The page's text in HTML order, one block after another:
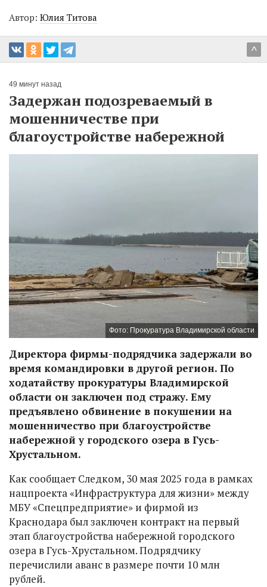
Автор: Юлия Титова
^
49 минут назад
Задержан подозреваемый в
мошенничестве при
благоустройстве набережной
Фото: Прокуратура Владимирской области
Директора фирмы-подрядчика задержали во
время командировки в другой регион. По
ходатайству прокуратуры Владимирской
области он заключен под стражу. Ему
предъявлено обвинение в покушении на
мошенничество при благоустройстве
набережной у городского озера в Гусь-
Хрустальном.
Как сообщает Следком, 30 мая 2025 года в рамках
нацпроекта «Инфраструктура для жизни» между
МБУ «Спецпредприятие» и фирмой из
Краснодара был заключен контракт на первый
этап благоустройства набережной городского
озера в Гусь-Хрустальном. Подрядчику
перечислили аванс в размере почти 10 млн
рублей.